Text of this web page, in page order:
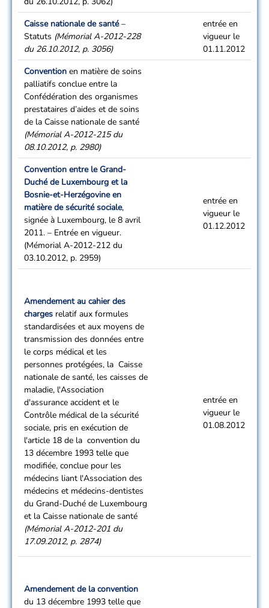
Caisse nationale de santé–
Statuts (Mémorial A-2012-228
du 26.10.2012, p. 3056)
entrée en
vigueur le
01.11.2012
Convention en matière de soins
palliatifs conclue entre la
Confédération des organismes
prestataires d’aides et de soins
de la Caisse nationale de santé
(Mémorial A-2012-215 du
08.10.2012, p. 2980)
Convention entre le Grand-
Duché de Luxembourg et la
Bosnie-et-Herzégovine en
matière de sécurité sociale,
signée à Luxembourg, le 8 avril
2011. – Entrée en vigueur.
(Mémorial A-2012-212 du
03.10.2012, p. 2959)
entrée en
vigueur le
01.12.2012
Amendement au cahier des
charges relatif aux formules
standardisées et aux moyens de
transmission des données entre
le corps médical et les
personnes protégées, la Caisse
nationale de santé, les caisses de
maladie, l'Association
d'assurance accident et le
Contrôle médical de la sécurité
sociale, pris en exécution de
l'article 18 de la convention du
13 décembre 1993 telle que
modifiée, conclue pour les
médecins liant l'Association des
médecins et médecins-dentistes
du Grand-Duché de Luxembourg
et la Caisse nationale de santé
(Mémorial A-2012-201 du
17.09.2012, p. 2874)
entrée en
vigueur le
01.08.2012
Amendement de la convention
du 13 décembre 1993 telle que